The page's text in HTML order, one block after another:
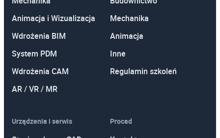
Animacja i Wizualizacja
Wdrożenia BIM
System PDM
Wdrożenia CAM
AR / VR / MR
Mechanika
Animacja
Inne
Regulamin szkoleń
Urządzenia i serwis Procad